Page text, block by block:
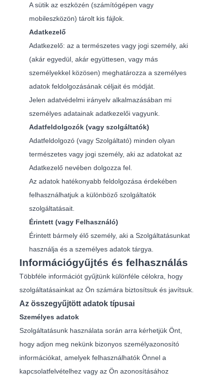
A sütik az eszközén (számítógépen vagy
mobileszközön) tárolt kis fájlok.
Adatkezelő
Adatkezelő: az a természetes vagy jogi személy, aki
(akár egyedül, akár együttesen, vagy más
személyekkel közösen) meghatározza a személyes
adatok feldolgozásának céljait és módját.
Jelen adatvédelmi irányelv alkalmazásában mi
személyes adatainak adatkezelői vagyunk.
Adatfeldolgozók (vagy szolgáltatók)
Adatfeldolgozó (vagy Szolgáltató) minden olyan
természetes vagy jogi személy, aki az adatokat az
Adatkezelő nevében dolgozza fel.
Az adatok hatékonyabb feldolgozása érdekében
felhasználhatjuk a különböző szolgáltatók
szolgáltatásait.
Érintett (vagy Felhasználó)
Érintett bármely élő személy, aki a Szolgáltatásunkat
használja és a személyes adatok tárgya.
Információgyűjtés és felhasználás
Többféle információt gyűjtünk különféle célokra, hogy
szolgáltatásainkat az Ön számára biztosítsuk és javítsuk.
Az összegyűjtött adatok típusai
Személyes adatok
Szolgáltatásunk használata során arra kérhetjük Önt,
hogy adjon meg nekünk bizonyos személyazonosító
információkat, amelyek felhasználhatók Önnel a
kapcsolatfelvételhez vagy az Ön azonosításához